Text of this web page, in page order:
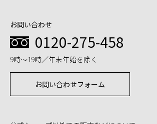
お問い合わせ
0120-275-458
9時～19時／年末年始を除く
お問い合わせフォーム